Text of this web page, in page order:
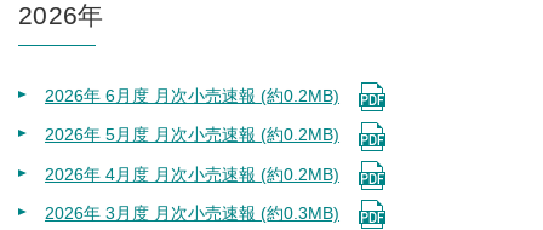
2026年
2026年 6月度 月次小売速報 (約0.2MB)
2026年 5月度 月次小売速報 (約0.2MB)
2026年 4月度 月次小売速報 (約0.2MB)
2026年 3月度 月次小売速報 (約0.3MB)